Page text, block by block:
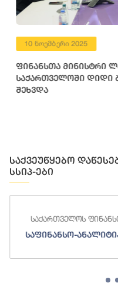
10 ნოემბერი 2025
ფინანსთა მინისტრი
საქართველოში დიდი
შეხვდა
საქვეუწყებო
სსიპ-ები
საქართველოს
საფინანსო-